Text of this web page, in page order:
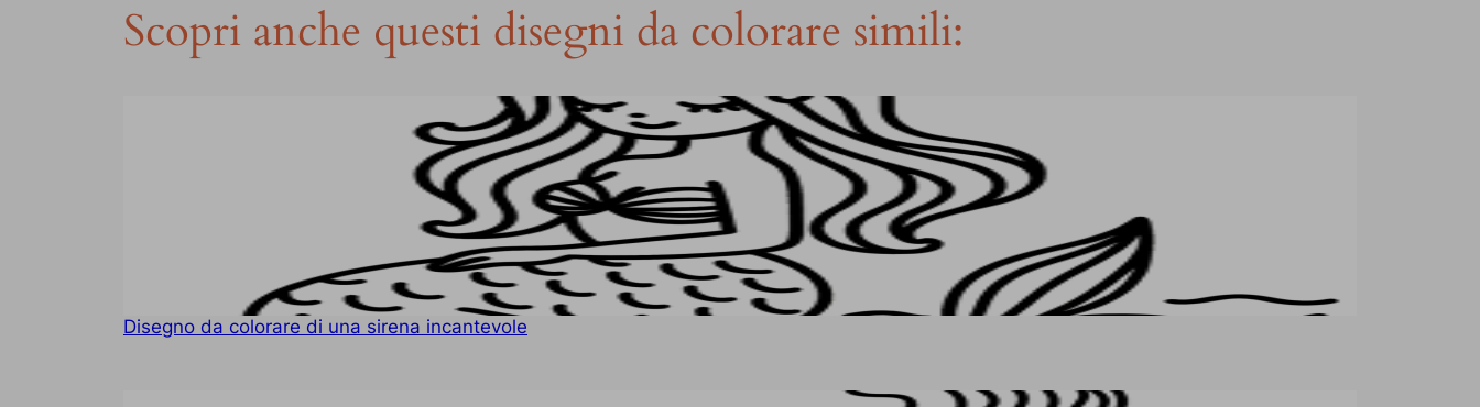
Scopri anche questi disegni da colorare simili:
Disegno da colorare di una sirena incantevole